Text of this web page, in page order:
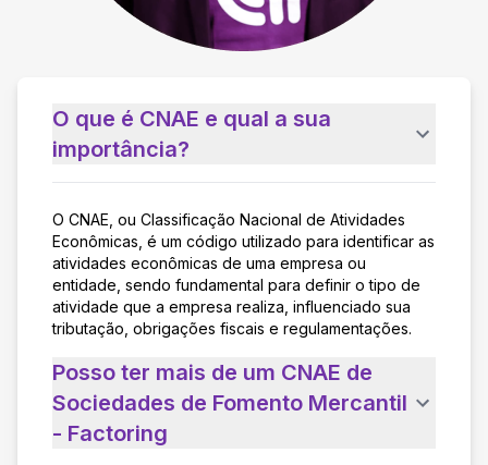
O que é CNAE e qual a sua
importância?
O CNAE, ou Classificação Nacional de Atividades
Econômicas, é um código utilizado para identificar as
atividades econômicas de uma empresa ou
entidade, sendo fundamental para definir o tipo de
atividade que a empresa realiza, influenciado sua
tributação, obrigações fiscais e regulamentações.
Posso ter mais de um CNAE de
Sociedades de Fomento Mercantil
- Factoring